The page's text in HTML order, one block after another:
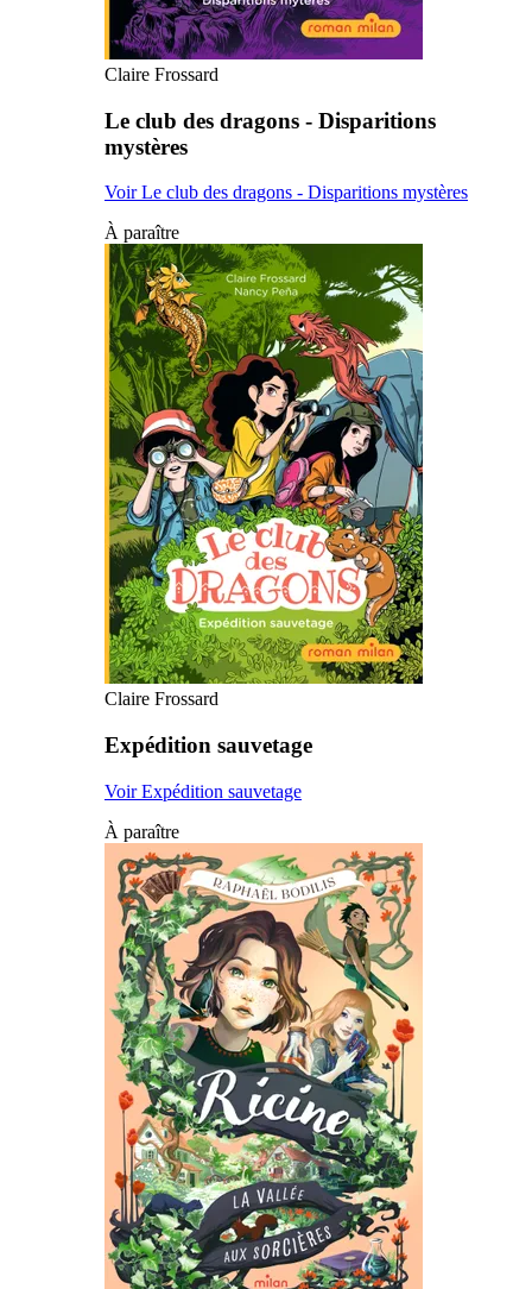
Claire Frossard
Le club des dragons - Disparitions
mystères
Voir Le club des dragons - Disparitions mystères
À paraître
Claire Frossard
Expédition sauvetage
Voir Expédition sauvetage
À paraître